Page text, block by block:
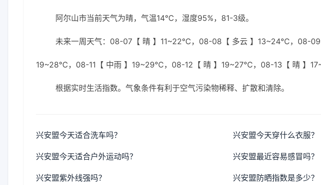
阿尔山市当前天气为晴，气温14℃，湿度95%，81-3级。
未来一周天气：08-07【 晴 】11~22℃，08-08【 多云 】13~24℃，08-
19~28℃，08-11【 中雨 】19~29℃，08-12【 晴 】19~27℃，08-13【 晴 】
根据实时生活指数。气象条件有利于空气污染物稀释、扩散和清除。
兴安盟今天适合洗车吗？ 兴安盟今天穿什么衣服？
兴安盟今天适合户外运动吗？ 兴安盟最近容易感冒吗？
兴安盟紫外线强吗？ 兴安盟防晒指数是多少？